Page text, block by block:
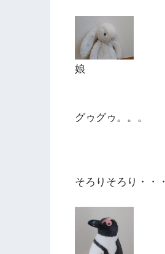
娘
グゥグゥ。。。
そろりそろり・・・